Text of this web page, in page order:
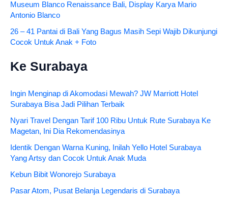
Museum Blanco Renaissance Bali, Display Karya Mario
Antonio Blanco
26 – 41 Pantai di Bali Yang Bagus Masih Sepi Wajib Dikunjungi
Cocok Untuk Anak + Foto
Ke Surabaya
Ingin Menginap di Akomodasi Mewah? JW Marriott Hotel
Surabaya Bisa Jadi Pilihan Terbaik
Nyari Travel Dengan Tarif 100 Ribu Untuk Rute Surabaya Ke
Magetan, Ini Dia Rekomendasinya
Identik Dengan Warna Kuning, Inilah Yello Hotel Surabaya
Yang Artsy dan Cocok Untuk Anak Muda
Kebun Bibit Wonorejo Surabaya
Pasar Atom, Pusat Belanja Legendaris di Surabaya